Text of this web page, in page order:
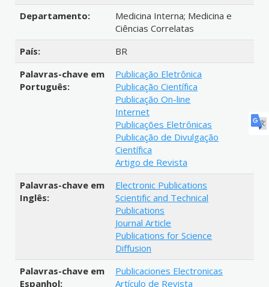
Departamento:
Medicina Interna; Medicina e
Ciências Correlatas
País:
BR
Palavras-chave em
Português:
Publicação Eletrônica
Publicação Científica
Publicação On-line
Internet
Publicações Eletrônicas
Publicação de Divulgação
Científica
Artigo de Revista
Palavras-chave em
Inglês:
Electronic Publications
Scientific and Technical
Publications
Journal Article
Publications for Science
Diffusion
Palavras-chave em
Espanhol:
Publicaciones Electronicas
Artículo de Revista